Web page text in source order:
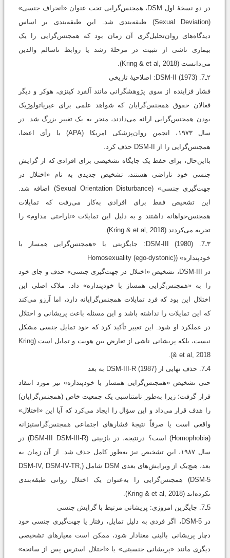
در دو نسخۀ اول DSM، همجنس‌گرایی تحت عنوان «انحراف جنسی»
(Sexual Deviation) طبقه‌بندی شد. این طبقه‌بندی بر اساس
دیدگاه‌های روان‌تحلیل‌گری آن زمان بود که همجنس‌گرایی را یک
بیماری ناشی از تثبیت در مرحلۀ رشد یا روابط ناسالم والدین
می‌دانست (Kring & et al, 2018).
۲ـ7. DSM-II (1973): اصلاحیۀ تاریخی
فشار فزاینده از سوی پژوهشگرانی مانند آلفرد کینزی، هوکر و دیگر
فعالان حقوق همجنس‌گرایان که شواهد علمی برای غیرپاتولوژیک
بودن همجنس‌گرایی ارائه می‌دادند، منجر به یک تغییر بزرگ شد. در
سال ۱۹۷۳، انجمن روان‌پزشکی امریکا (APA) با رأی اعضا،
همجنس‌گرایی را از DSM-II حذف کرد.
بااین‌حال، برای حفظ یک جایگاه تشخیصی برای افرادی که از گرایش
جنسی خود ناراضی هستند، تشخیص جدیدی به نام «اختلال در
جهت‌گیری جنسی» (Sexual Orientation Disturbance) اضافه شد.
این تشخیص فقط برای افرادی به‌کار می‌رفت که تمایلات
همجنس‌خواهانه داشتند و به دلیل این تمایلات «ناراحتی مداوم» را
تجربه می‌کردند (Kring & et al, 2018).
۳ـ7. DSM-III (1980): جایگزینی با «همجنس‌گرایی همساز با
خودپنداره» (Homosexuality (ego-dystonic)
در DSM-III، تشخیص «اختلال در جهت‌گیری جنسی» حذف و جای خود
را به «همجنس‌گرایی همساز با خودپنداره» داد. ملاک اصلی این
اختلال این بود که فرد تمایلات همجنس‌گرایانه دارد، اما آرزو می‌کند
که این تمایلات را نداشته باشد و این مسئله باعث پریشانی و اختلال
در عملکرد او شود. این تغییر تأکید کرد که خود تمایل جنسی مشکل
نیست، بلکه پریشانی ناشی از تعارض بین هویت و تمایل است (Kring
& et al, 2018).
4ـ7. حذف نهایی از DSM-III-R (1987) به بعد
حتی تشخیص «همجنس‌گرایی همساز با خودپنداره» نیز مورد انتقاد
قرار گرفت؛ زیرا به‌طور نامتناسبی یک جمعیت خاص (همجنس‌گرایان)
را هدف قرار می‌داد و این سؤال را ایجاد می‌کرد که آیا این «اختلال»
واقعی است یا صرفاً نتیجۀ فشارهای اجتماعی همجنس‌گراستیزانه
(Homophobia) است؟ درنتیجه، در بازبینی (DSM-III DSM-III-R) در
سال ۱۹۸۷، این تشخیص نیز به‌طور کامل حذف شد. از آن زمان به
بعد، هیچ‌یک از ویرایش‌های بعدی DSM شامل (DSM-IV, DSM-IV-TR,
DSM-5) همجنس‌گرایی را به‌عنوان یک اختلال روانی طبقه‌بندی
نکرده‌اند (Kring & et al, 2018).
5ـ7. جایگزین امروزی: پریشانی مرتبط با گرایش جنسی
در DSM-5، اگر فردی به دلیل تمایل، رفتار یا جهت‌گیری جنسی خود
دچار پریشانی بالینی معنادار شود، ممکن است معیارهای تشخیصی
دیگری مانند «پریشانی جنسیتی» یا «اختلال استرس پس از سانحه»